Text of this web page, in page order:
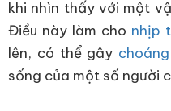
khi nhìn thấy với một
Điều này làm cho nhịp
lên, có thể gây
sống của một số người